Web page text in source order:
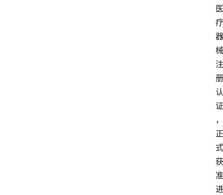
医
疗
器
械
注
册
认
证
，
正
式
获
准
进